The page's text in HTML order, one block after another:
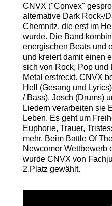
CNVX ("Convex"
alternative Dark Rock-/
Chemnitz, die erst im
wurde. Die Band
energischen Beats und
und kreiert damit einen
sich von Rock, Pop und
Metal erstreckt. CNVX
Hell (Gesang und
/ Bass), Josch (Drums)
Liedern verarbeiten sie
Leben. Es geht um
Euphorie, Trauer,
mehr. Beim Battle Of
Newcomer Wettbewerb
wurde CNVX von
2.Platz gewählt.